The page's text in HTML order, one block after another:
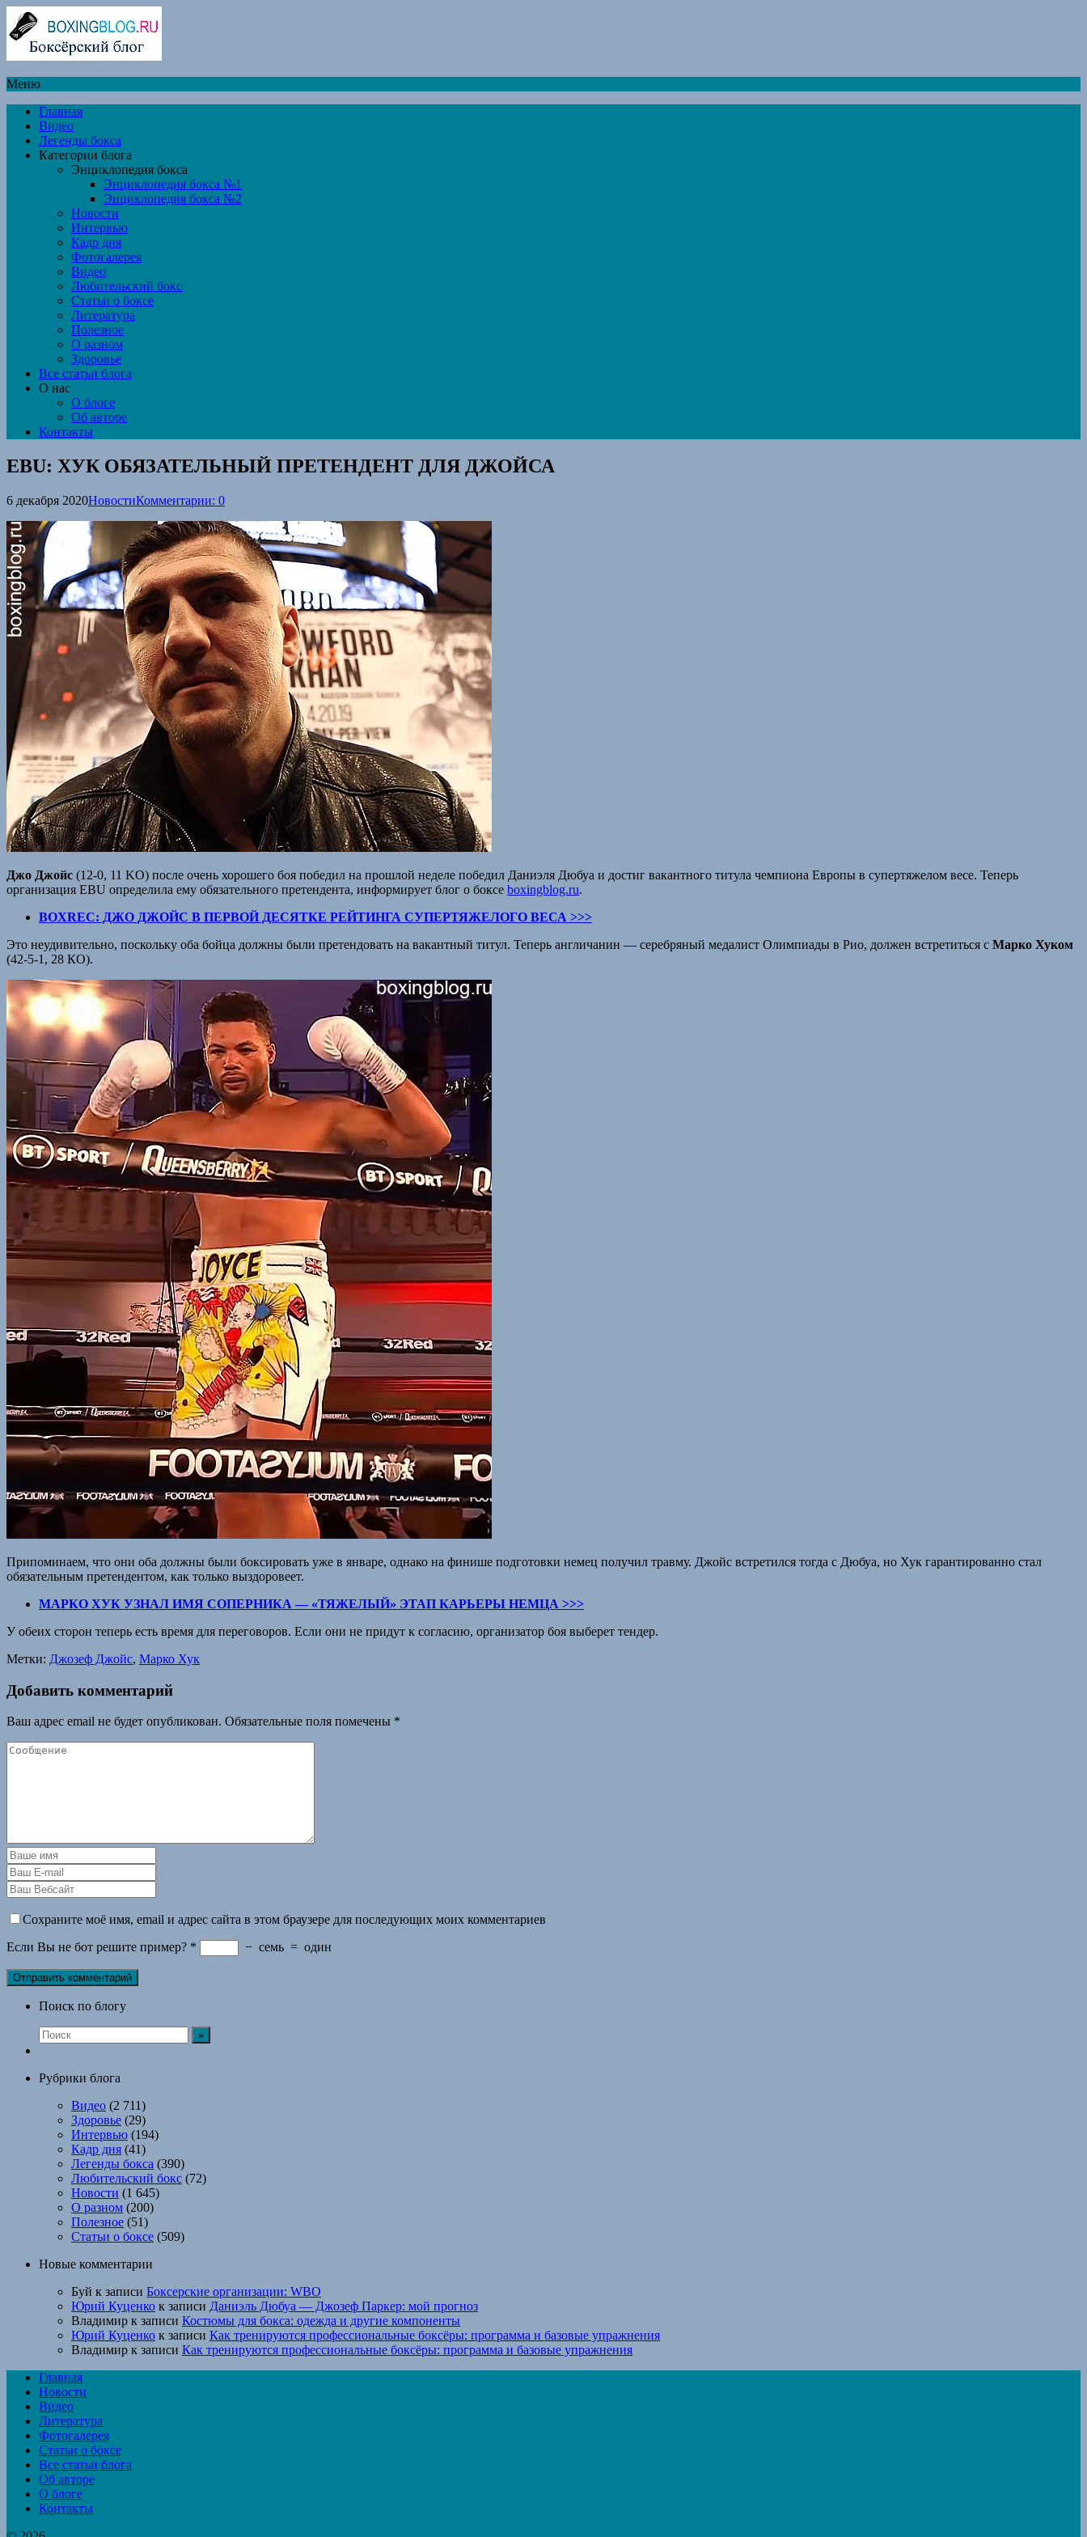
Меню
Главная
Видео
Легенды бокса
Категории блога
Энциклопедия бокса
Энциклопедия бокса №1
Энциклопедия бокса №2
Новости
Интервью
Кадр дня
Фотогалерея
Видео
Любительский бокс
Статьи о боксе
Литература
Полезное
О разном
Здоровье
Все статьи блога
О нас
О блоге
Об авторе
Контакты
EBU: ХУК ОБЯЗАТЕЛЬНЫЙ ПРЕТЕНДЕНТ ДЛЯ ДЖОЙСА
6 декабря 2020НовостиКомментарии: 0
Джо Джойс (12-0, 11 KO) после очень хорошего боя победил на прошлой неделе победил Даниэля Дюбуа и достиг вакантного титула чемпиона Европы в супертяжелом весе. Теперь
организация EBU определила ему обязательного претендента, информирует блог о боксе boxingblog.ru.
BOXREC: ДЖО ДЖОЙС В ПЕРВОЙ ДЕСЯТКЕ РЕЙТИНГА СУПЕРТЯЖЕЛОГО ВЕСА >>>
Это неудивительно, поскольку оба бойца должны были претендовать на вакантный титул. Теперь англичанин — серебряный медалист Олимпиады в Рио, должен встретиться с Марко Хуком
(42-5-1, 28 КО).
Припоминаем, что они оба должны были боксировать уже в январе, однако на финише подготовки немец получил травму. Джойс встретился тогда с Дюбуа, но Хук гарантированно стал
обязательным претендентом, как только выздоровеет.
МАРКО ХУК УЗНАЛ ИМЯ СОПЕРНИКА — «ТЯЖЕЛЫЙ» ЭТАП КАРЬЕРЫ НЕМЦА >>>
У обеих сторон теперь есть время для переговоров. Если они не придут к согласию, организатор боя выберет тендер.
Метки: Джозеф Джойс, Марко Хук
Добавить комментарий
Ваш адрес email не будет опубликован. Обязательные поля помечены *
Сохраните моё имя, email и адрес сайта в этом браузере для последующих моих комментариев
Если Вы не бот решите пример? * − семь = один
Поиск по блогу
Рубрики блога
Видео (2 711)
Здоровье (29)
Интервью (194)
Кадр дня (41)
Легенды бокса (390)
Любительский бокс (72)
Новости (1 645)
О разном (200)
Полезное (51)
Статьи о боксе (509)
Новые комментарии
Буй к записи Боксерские организации: WBO
Юрий Куценко к записи Даниэль Дюбуа — Джозеф Паркер: мой прогноз
Владимир к записи Костюмы для бокса: одежда и другие компоненты
Юрий Куценко к записи Как тренируются профессиональные боксёры: программа и базовые упражнения
Владимир к записи Как тренируются профессиональные боксёры: программа и базовые упражнения
Главная
Новости
Видео
Литература
Фотогалерея
Статьи о боксе
Все статьи блога
Об авторе
О блоге
Контакты